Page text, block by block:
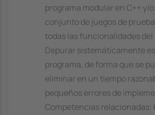
programa modular en C++ y/
conjunto de juegos de
todas las funcionalidades del
Depurar sistemáticamente
programa, de forma que se
eliminar en un tiempo
pequeños errores de
Competencias relacionadas: